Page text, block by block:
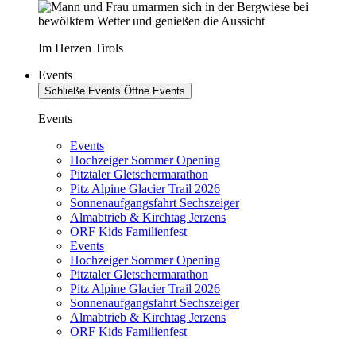
Im Herzen Tirols
Events
Schließe Events Öffne Events
Events
Events
Hochzeiger Sommer Opening
Pitztaler Gletschermarathon
Pitz Alpine Glacier Trail 2026
Sonnenaufgangsfahrt Sechszeiger
Almabtrieb & Kirchtag Jerzens
ORF Kids Familienfest
Events
Hochzeiger Sommer Opening
Pitztaler Gletschermarathon
Pitz Alpine Glacier Trail 2026
Sonnenaufgangsfahrt Sechszeiger
Almabtrieb & Kirchtag Jerzens
ORF Kids Familienfest